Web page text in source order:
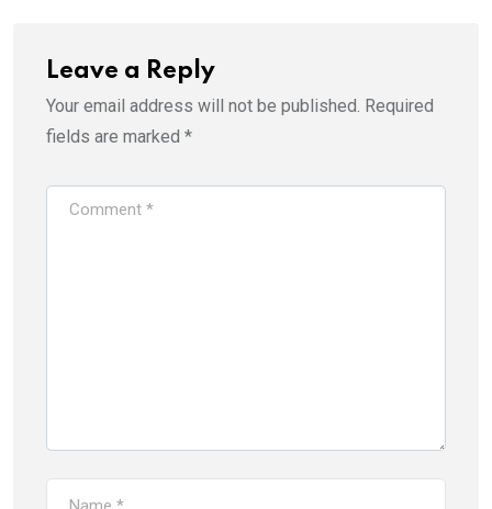
Leave a Reply
Your email address will not be published. Required
fields are marked *